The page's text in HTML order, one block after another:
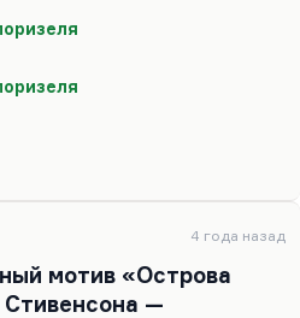
тоже
холодный. А Флоризель —
старомодная
во всяком случае,
вижу немного Питером
Он похож скорее на
был. Флоризель добрый
И в этом смысле фильм
чем…
4 года назад
мотив «Острова
—